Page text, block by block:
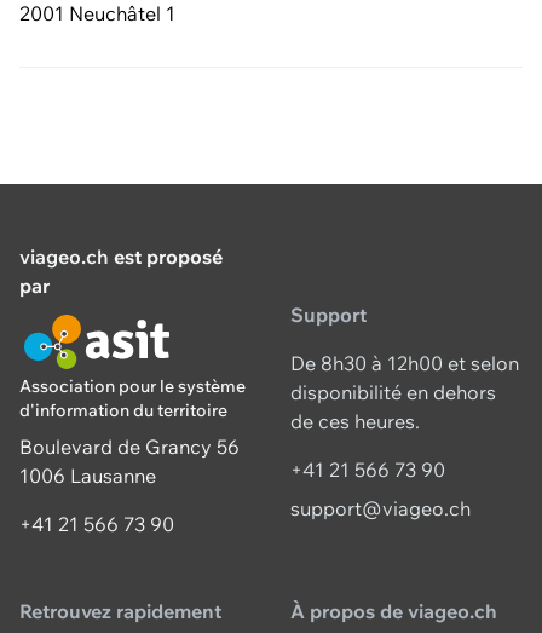
2001 Neuchâtel 1
viageo.ch est proposé
par
Association pour le système
d'information du territoire
Boulevard de Grancy 56
1006 Lausanne
+41 21 566 73 90
Support
De 8h30 à 12h00 et selon
disponibilité en dehors
de ces heures.
+41 21 566 73 90
support@viageo.ch
Retrouvez rapidement À propos de viageo.ch